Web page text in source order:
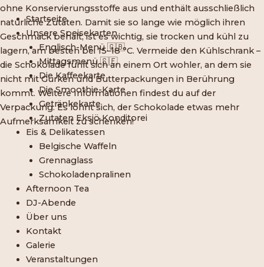
Startseite
Unsere Speisekarten
Englisch-Menü 🇬🇧
Mittagsmenü 🇸🇪
Die Kaffeekarte
Die Smoothie-Karte
Getränkekarte
Zutaten Eksjö Konditorei
Eis & Delikatessen
Belgische Waffeln
Grennaglass
Schokoladenpralinen
Afternoon Tea
DJ-Abende
Über uns
Kontakt
Galerie
Veranstaltungen
ohne Konservierungsstoffe aus und enthält ausschließlich
natürliche Zutaten. Damit sie so lange wie möglich ihren
Geschmack behält, ist es wichtig, sie trocken und kühl zu
lagern, am besten bei 15–18 °C. Vermeide den Kühlschrank –
die Schokolade fühlt sich an einem Ort wohler, an dem sie
nicht mit Gurken und Butterpackungen in Berührung
kommt. Weitere Informationen findest du auf der
Verpackung. Es lohnt sich, der Schokolade etwas mehr
Aufmerksamkeit zu schenken!